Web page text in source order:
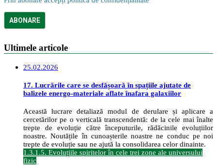
Ultimele articole
25.02.2026
17. Lucrările care se desfășoară în spațiile ajutate de
balizele energo-materiale aflate înafara galaxiilor
Această lucrare detaliază modul de derulare și aplicare a
cercetărilor pe o verticală transcendentă: de la cele mai înalte
trepte de evoluție către începuturile, rădăcinile evoluțiilor
noastre. Noutățile în cunoașterile noastre ne conduc pe noi
trepte de evoluție sau ne ajută la consolidarea celor dinainte.
1.3.1.5. Evoluțiile spiritelor în cele trei zone ale universului
fizic